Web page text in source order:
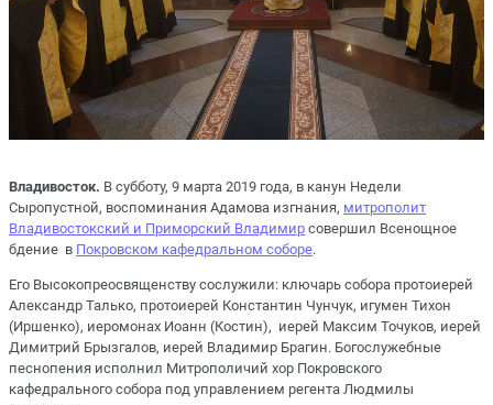
Владивосток. В субботу, 9 марта 2019 года, в канун Недели
Сыропустной, воспоминания Адамова изгнания, митрополит
Владивостокский и Приморский Владимир совершил Всенощное
бдение в Покровском кафедральном соборе.
Его Высокопреосвященству сослужили: ключарь собора протоиерей
Александр Талько, протоиерей Константин Чунчук, игумен Тихон
(Иршенко), иеромонах Иоанн (Костин), иерей Максим Точуков, иерей
Димитрий Брызгалов, иерей Владимир Брагин. Богослужебные
песнопения исполнил Митрополичий хор Покровского
кафедрального собора под управлением регента Людмилы